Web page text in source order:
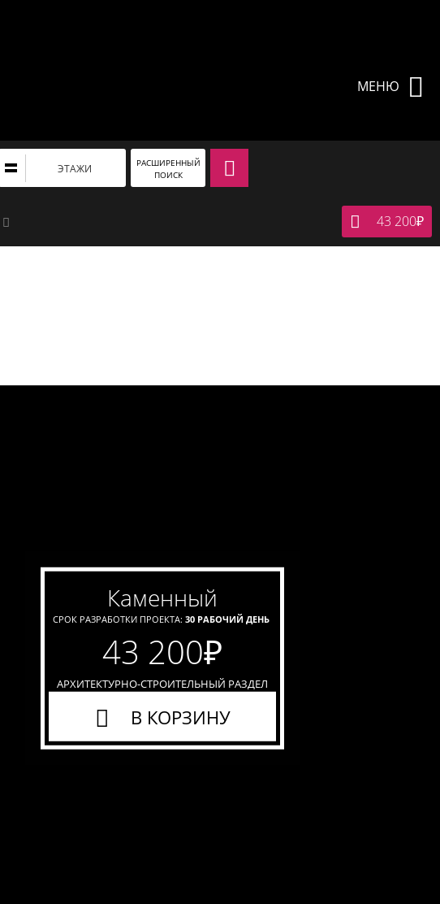
МЕНЮ
ЭТАЖИ
РАСШИРЕННЫЙ
ПОИСК
43 200₽
каменный
СРОК РАЗРАБОТКИ ПРОЕКТА: 30 РАБОЧИЙ ДЕНЬ
43 200₽
АРХИТЕКТУРНО-СТРОИТЕЛЬНЫЙ РАЗДЕЛ
В КОРЗИНУ